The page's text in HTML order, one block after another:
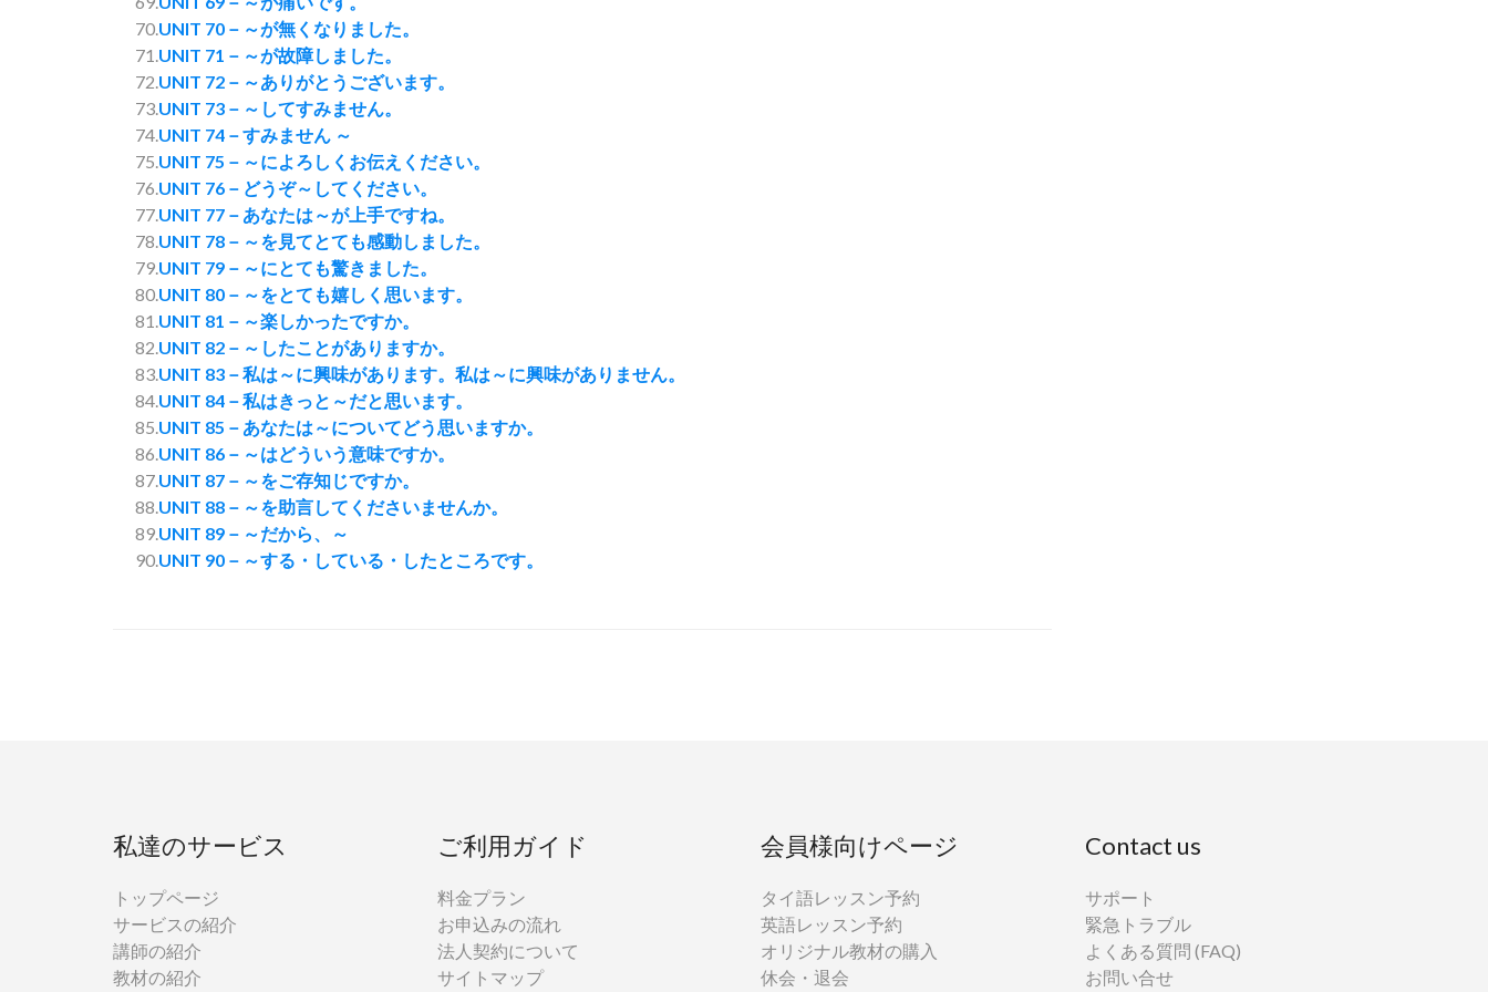
70.UNIT 70－～が無くなりました。
71.UNIT 71－～が故障しました。
72.UNIT 72－～ありがとうございます。
73.UNIT 73－～してすみません。
74.UNIT 74－すみません ～
75.UNIT 75－～によろしくお伝えください。
76.UNIT 76－どうぞ～してください。
77.UNIT 77－あなたは～が上手ですね。
78.UNIT 78－～を見てとても感動しました。
79.UNIT 79－～にとても驚きました。
80.UNIT 80－～をとても嬉しく思います。
81.UNIT 81－～楽しかったですか。
82.UNIT 82－～したことがありますか。
83.UNIT 83－私は～に興味があります。私は～に興味がありません。
84.UNIT 84－私はきっと～だと思います。
85.UNIT 85－あなたは～についてどう思いますか。
86.UNIT 86－～はどういう意味ですか。
87.UNIT 87－～をご存知じですか。
88.UNIT 88－～を助言してくださいませんか。
89.UNIT 89－～だから、～
90.UNIT 90－～する・している・したところです。
私達のサービス
トップページ
サービスの紹介
講師の紹介
教材の紹介
ご利用ガイド
料金プラン
お申込みの流れ
法人契約について
サイトマップ
会員様向けページ
タイ語レッスン予約
英語レッスン予約
オリジナル教材の購入
休会・退会
Contact us
サポート
緊急トラブル
よくある質問 (FAQ)
お問い合せ